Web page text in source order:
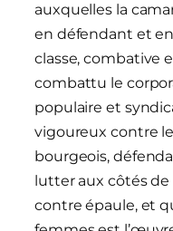
auxquelles la
en défendant et
classe, combative
combattu le
populaire et
vigoureux contre
bourgeois,
lutter aux côtés
contre épaule, et